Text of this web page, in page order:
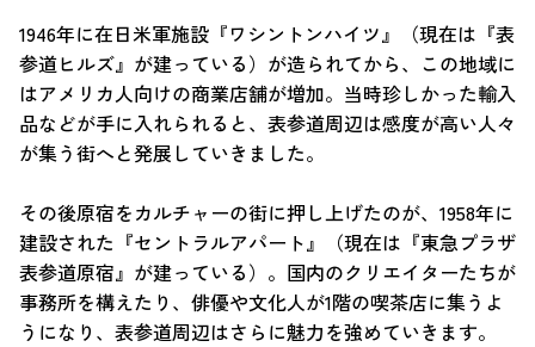
1946年に在日米軍施設『ワシントンハイツ』（現在は『表
参道ヒルズ』が建っている）が造られてから、この地域に
はアメリカ人向けの商業店舗が増加。当時珍しかった輸入
品などが手に入れられると、表参道周辺は感度が高い人々
が集う街へと発展していきました。
その後原宿をカルチャーの街に押し上げたのが、1958年に
建設された『セントラルアパート』（現在は『東急プラザ
表参道原宿』が建っている）。国内のクリエイターたちが
事務所を構えたり、俳優や文化人が1階の喫茶店に集うよ
うになり、表参道周辺はさらに魅力を強めていきます。